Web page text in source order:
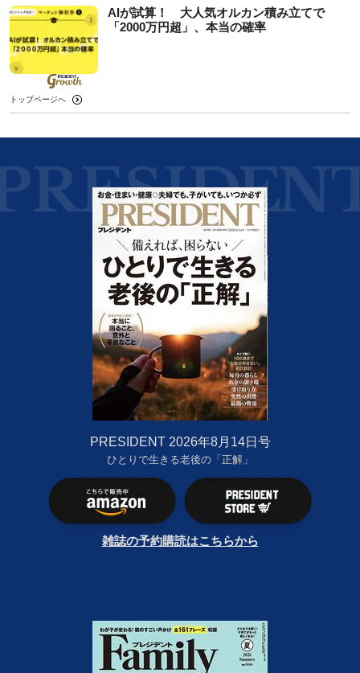
AIが試算！ 大人気オルカン積み立てで
「2000万円超」、本当の確率
トップページへ
PRESIDENT 2026年8月14日号
ひとりで生きる老後の「正解」
雑誌の予約購読はこちらから